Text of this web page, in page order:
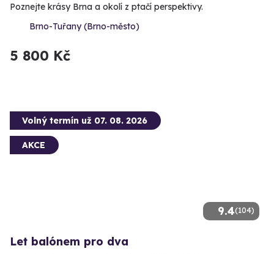
Poznejte krásy Brna a okolí z ptačí perspektivy.
Brno-Tuřany (Brno-město)
5 800 Kč
9.4(104)
Volný termín už 07. 08. 2026
AKCE
Let balónem pro dva